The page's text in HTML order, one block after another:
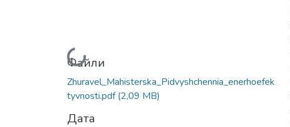
Вантажиться...
Файли
Zhuravel_Mahisterska_Pidvyshchennia_enerhoefek
tyvnosti.pdf(2,09 MB)
Дата